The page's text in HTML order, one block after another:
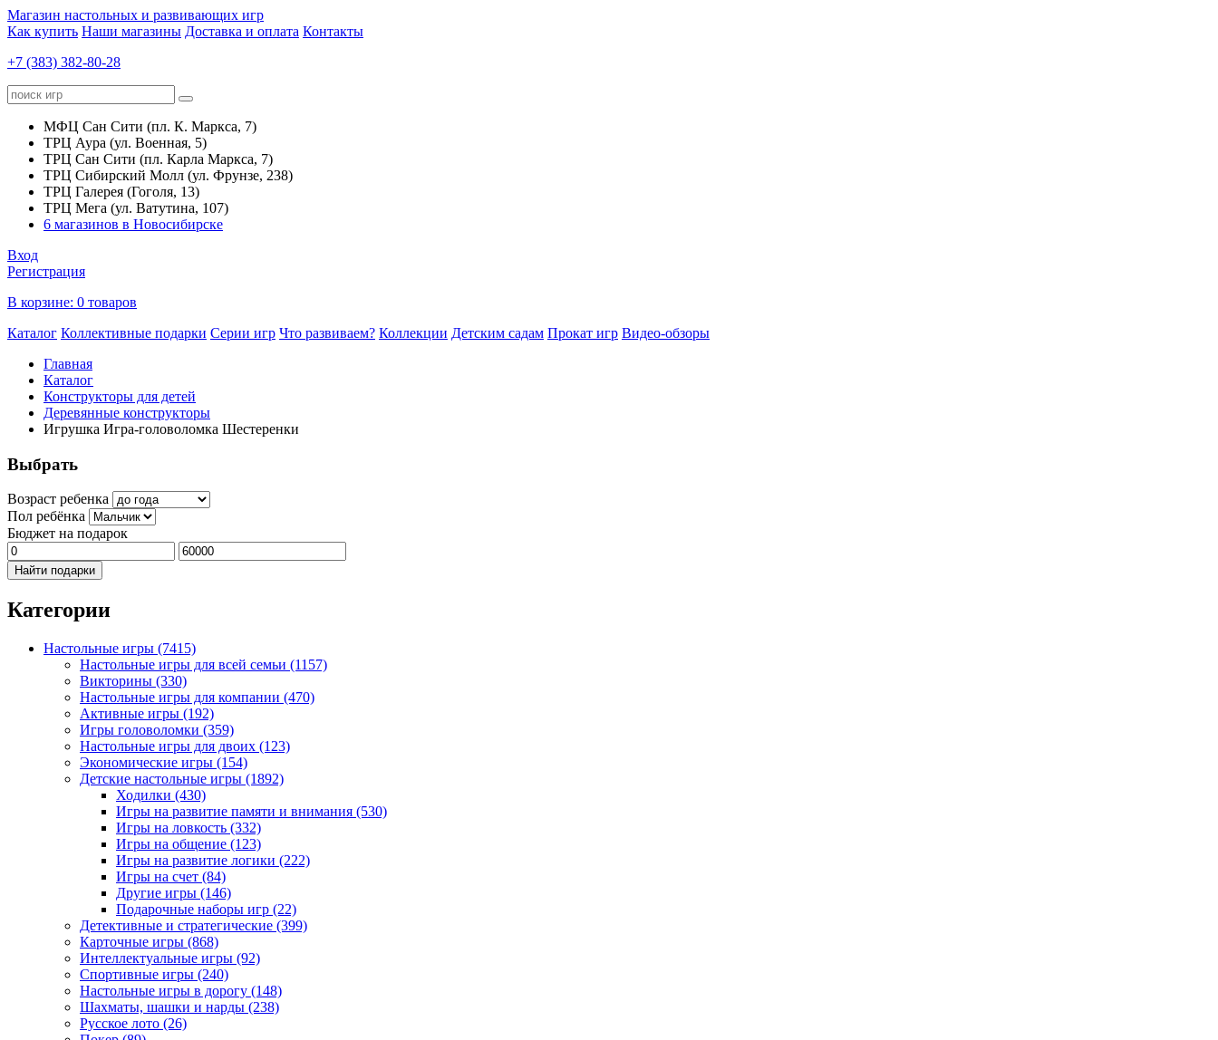
Магазин настольных и развивающих игр
Как купить Наши магазины Доставка и оплата Контакты
+7 (383) 382-80-28
МФЦ Сан Сити (пл. К. Маркса, 7)
ТРЦ Аура (ул. Военная, 5)
ТРЦ Сан Сити (пл. Карла Маркса, 7)
ТРЦ Сибирский Молл (ул. Фрунзе, 238)
ТРЦ Галерея (Гоголя, 13)
ТРЦ Мега (ул. Ватутина, 107)
6 магазинов в Новосибирске
Вход
Регистрация
В корзине: 0 товаров
Каталог Коллективные подарки Серии игр Что развиваем? Коллекции Детским садам Прокат игр Видео-обзоры
Главная
Каталог
Конструкторы для детей
Деревянные конструкторы
Игрушка Игра-головоломка Шестеренки
Выбрать
Возраст ребенка
Пол ребёнка
Бюджет на подарок
Найти подарки
Категории
Настольные игры (7415)
Настольные игры для всей семьи (1157)
Викторины (330)
Настольные игры для компании (470)
Активные игры (192)
Игры головоломки (359)
Настольные игры для двоих (123)
Экономические игры (154)
Детские настольные игры (1892)
Ходилки (430)
Игры на развитие памяти и внимания (530)
Игры на ловкость (332)
Игры на общение (123)
Игры на развитие логики (222)
Игры на счет (84)
Другие игры (146)
Подарочные наборы игр (22)
Детективные и стратегические (399)
Карточные игры (868)
Интеллектуальные игры (92)
Спортивные игры (240)
Настольные игры в дорогу (148)
Шахматы, шашки и нарды (238)
Русское лото (26)